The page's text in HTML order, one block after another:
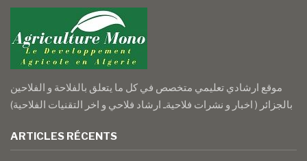
موقع ارشادي تعليمي متخصص في كل ما يتعلق بالفلاحة و الفلاحين
بالجزائر ( اخبار و نشرات فلاحيةـ ارشاد فلاحي و اخر التقنيات الفلاحية)
ARTICLES RÉCENTS